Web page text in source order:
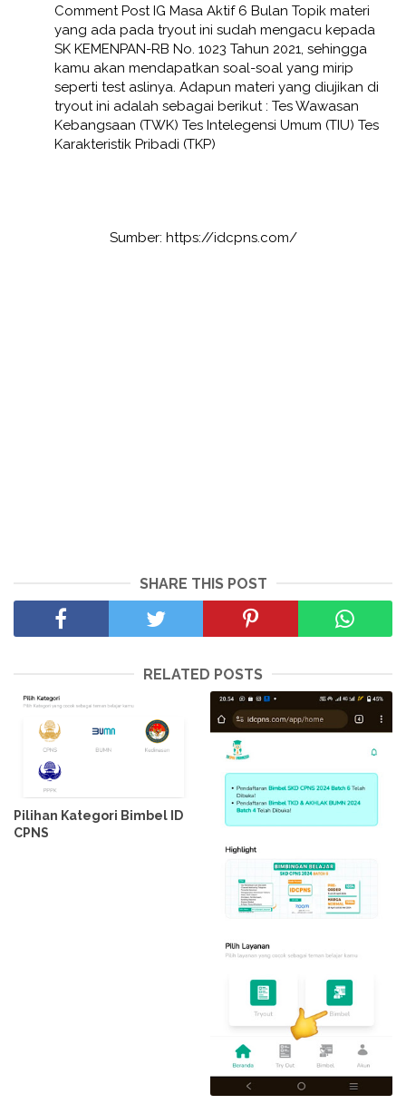
Comment Post IG Masa Aktif 6 Bulan Topik materi
yang ada pada tryout ini sudah mengacu kepada
SK KEMENPAN-RB No. 1023 Tahun 2021, sehingga
kamu akan mendapatkan soal-soal yang mirip
seperti test aslinya. Adapun materi yang diujikan di
tryout ini adalah sebagai berikut : Tes Wawasan
Kebangsaan (TWK) Tes Intelegensi Umum (TIU) Tes
Karakteristik Pribadi (TKP)
Sumber: https://idcpns.com/
SHARE THIS POST
RELATED POSTS
Pilihan Kategori Bimbel ID
CPNS